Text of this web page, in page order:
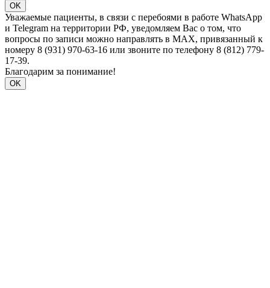
OK
Уважаемые пациенты, в связи с перебоями в работе WhatsApp
и Telegram на территории РФ, уведомляем Вас о том, что
вопросы по записи можно направлять в MAX, привязанный к
номеру 8 (931) 970-63-16 или звоните по телефону 8 (812) 779-
17-39.
Благодарим за понимание!
OK